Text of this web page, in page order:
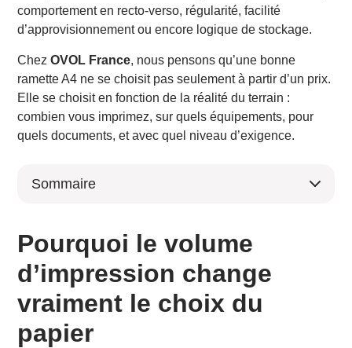
comportement en recto-verso, régularité, facilité
d’approvisionnement ou encore logique de stockage.
ChezOVOL France, nous pensons qu’une bonne
ramette A4 ne se choisit pas seulement à partir d’un prix.
Elle se choisit en fonction de la réalité du terrain :
combien vous imprimez, sur quels équipements, pour
quels documents, et avec quel niveau d’exigence.
Sommaire
Les critères à regarder avant de choisir une ramette
A4 professionnelle
1. Le grammage
2. Le rendu visuel
4. La compatibilité machine
Pourquoi le volume
d’impression change
vraiment le choix du
papier